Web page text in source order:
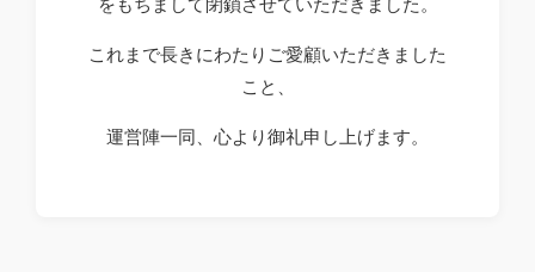
これまで長きにわたりご愛顧いただきました
こと、
運営陣一同、心より御礼申し上げます。